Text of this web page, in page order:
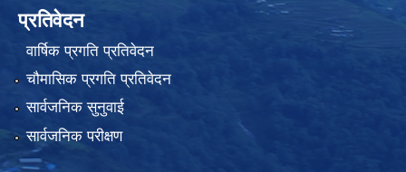
प्रतिवेदन
वार्षिक प्रगति प्रतिवेदन
चौमासिक प्रगति प्रतिवेदन
सार्वजनिक सुनुवाई
सार्वजनिक परीक्षण